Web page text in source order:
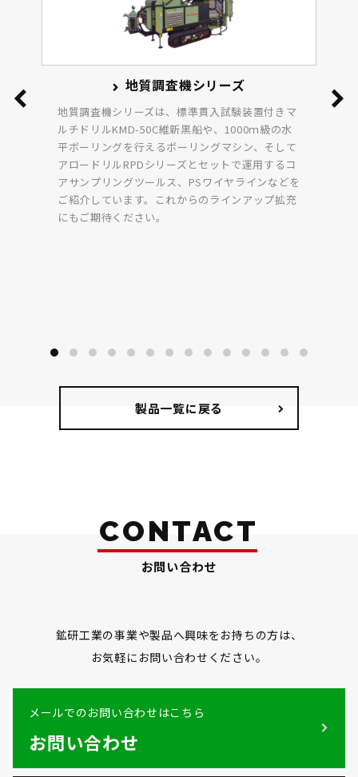
地質調査機シリーズ
地質調査機シリーズは、標準貫入試験装置付きマ
ルチドリルKMD-50C維新黒船や、1000ｍ級の水
平ボーリングを行えるボーリングマシン、そして
アロードリルRPDシリーズとセットで運用するコ
アサンプリングツールス、PSワイヤラインなどを
ご紹介しています。これからのラインアップ拡充
にもご期待ください。
製品一覧に戻る
CONTACT
お問い合わせ
鉱研工業の事業や製品へ興味をお持ちの方は、
お気軽にお問い合わせください。
メールでのお問い合わせはこちら
お問い合わせ